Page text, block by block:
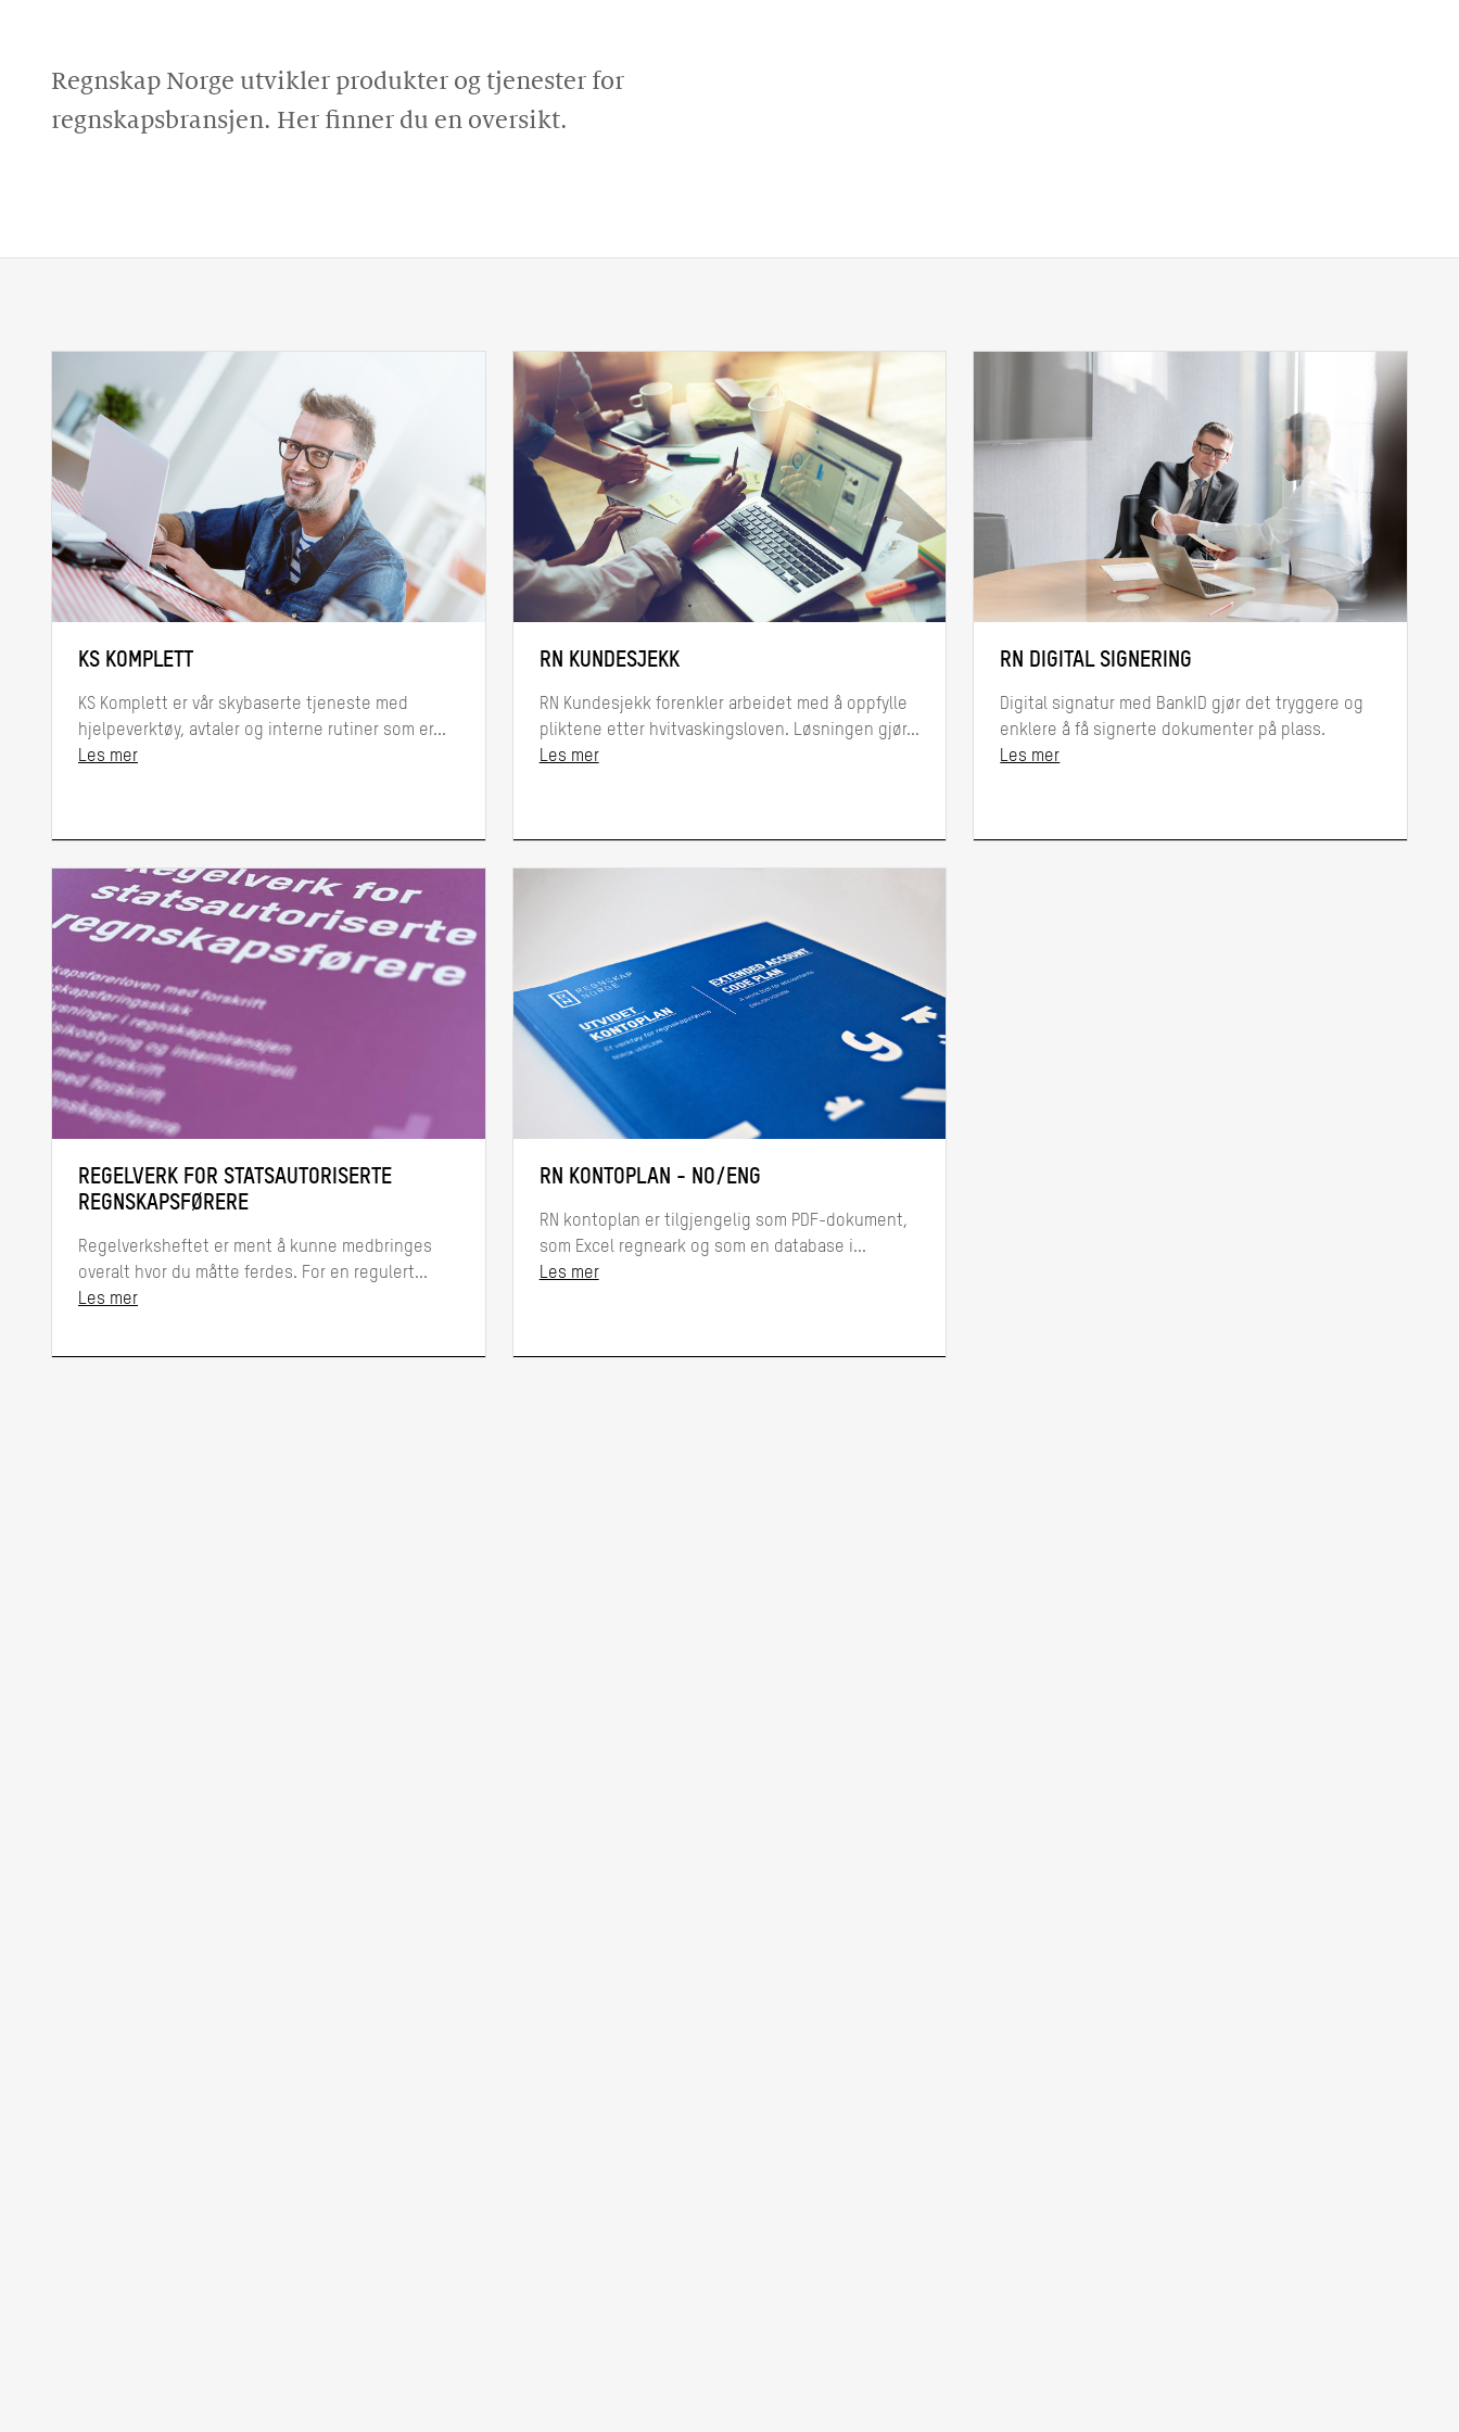
Regnskap Norge utvikler produkter og tjenester for
regnskapsbransjen. Her finner du en oversikt.
KS KOMPLETT
KS Komplett er vår skybaserte tjeneste med
hjelpeverktøy, avtaler og interne rutiner som er...
Les mer
RN KUNDESJEKK
RN Kundesjekk forenkler arbeidet med å oppfylle
pliktene etter hvitvaskingsloven. Løsningen gjør...
Les mer
RN DIGITAL SIGNERING
Digital signatur med BankID gjør det tryggere og
enklere å få signerte dokumenter på plass.
Les mer
REGELVERK FOR STATSAUTORISERTE
REGNSKAPSFØRERE
Regelverksheftet er ment å kunne medbringes
overalt hvor du måtte ferdes. For en regulert...
Les mer
RN KONTOPLAN - NO/ENG
RN kontoplan er tilgjengelig som PDF-dokument,
som Excel regneark og som en database i...
Les mer